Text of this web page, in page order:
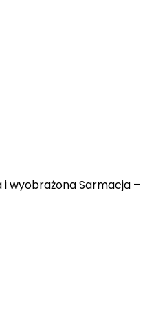
wyobrażona Sarmacja –